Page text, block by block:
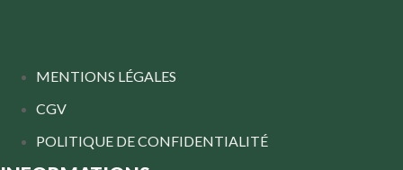
MENTIONS LÉGALES
CGV
POLITIQUE DE CONFIDENTIALITÉ